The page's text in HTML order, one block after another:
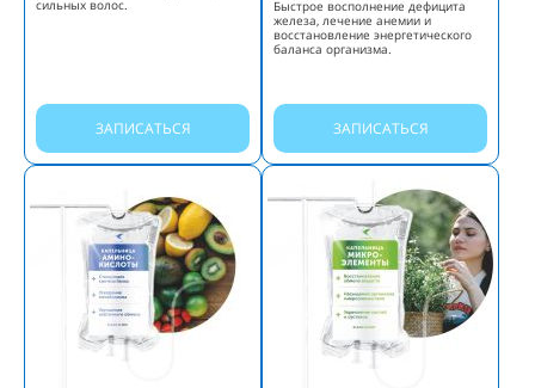
сильных волос.
ЗАПИСАТЬСЯ
Быстрое восполнение дефицита
железа, лечение анемии и
восстановление энергетического
баланса организма.
ЗАПИСАТЬСЯ